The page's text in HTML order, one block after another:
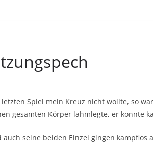
Spiel mein Kreuz nicht wollte, so
gesamten Körper lahmlegte, er konnte
seine beiden Einzel gingen kampflos